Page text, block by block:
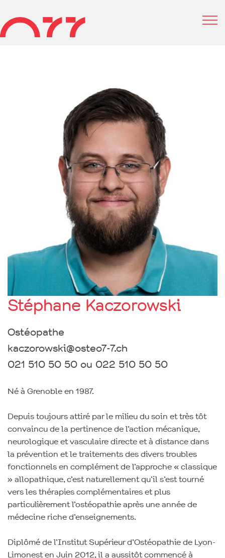
Stéphane Kaczorowski
Ostéopathe
kaczorowski@osteo7-7.ch
021 510 50 50 ou 022 510 50 50
Né à Grenoble en 1987.
Depuis toujours attiré par le milieu du soin et très tôt
convaincu de la pertinence de l’action mécanique,
neurologique et vasculaire directe et à distance dans
la prévention et le traitements des divers troubles
fonctionnels en complément de l’approche « classique
» allopathique, c’est naturellement qu’il s’est tourné
vers les thérapies complémentaires et plus
particulièrement l’ostéopathie après une année de
médecine riche d’enseignements.
Diplômé de l’Institut Supérieur d’Ostéopathie de Lyon-
Limonest en Juin 2012, il a aussitôt commencé à